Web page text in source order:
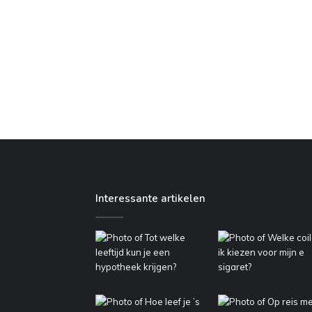
Interessante artikelen